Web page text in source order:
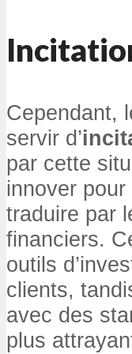
Cependant,
servir d’
par cette
innover
traduire par
financiers.
outils
clients,
avec des
plus